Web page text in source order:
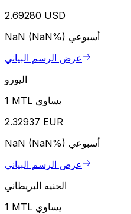
2.69280 USD
NaN (NaN%) أسبوعي
عرض الرسم البياني
اليورو
1 MTL يساوي
2.32937 EUR
NaN (NaN%) أسبوعي
عرض الرسم البياني
الجنيه البريطاني
1 MTL يساوي